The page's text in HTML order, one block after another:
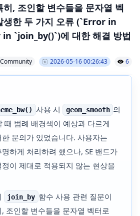
, 조인할 변수들을 문자열 벡
생한 두 가지 오류 (`Error in
`join_by()`)에 대한 해결 방법
Community 2026-05-16 00:26:43 6
사용 시 geom_smooth 의
때 범례 배경색이 예상과 다르게
문의가 있었습니다. 사용자는
하게 처리하려 했으나, SE 밴드가
이 제대로 적용되지 않는 현상을
join_by 함수 사용 관련 질문이
조인할 변수들을 문자열 벡터로